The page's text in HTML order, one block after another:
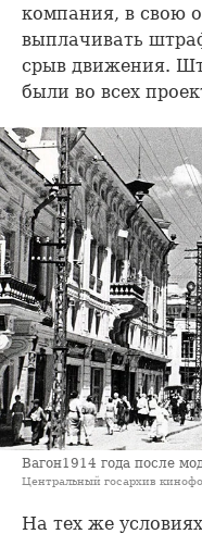
компания, в свою
выплачивать
срыв движения.
были во всех
Вагон1914 года после
Центральный госархив
На тех же